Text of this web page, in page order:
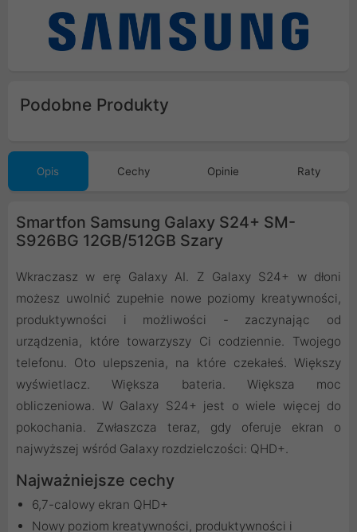
Podobne Produkty
Opis Cechy Opinie Raty
Smartfon Samsung Galaxy S24+ SM-
S926BG 12GB/512GB Szary
Wkraczasz w erę Galaxy AI. Z Galaxy S24+ w dłoni
możesz uwolnić zupełnie nowe poziomy kreatywności,
produktywności i możliwości - zaczynając od
urządzenia, które towarzyszy Ci codziennie. Twojego
telefonu. Oto ulepszenia, na które czekałeś. Większy
wyświetlacz. Większa bateria. Większa moc
obliczeniowa. W Galaxy S24+ jest o wiele więcej do
pokochania. Zwłaszcza teraz, gdy oferuje ekran o
najwyższej wśród Galaxy rozdzielczości: QHD+.
Najważniejsze cechy
6,7-calowy ekran QHD+
Nowy poziom kreatywności, produktywności i